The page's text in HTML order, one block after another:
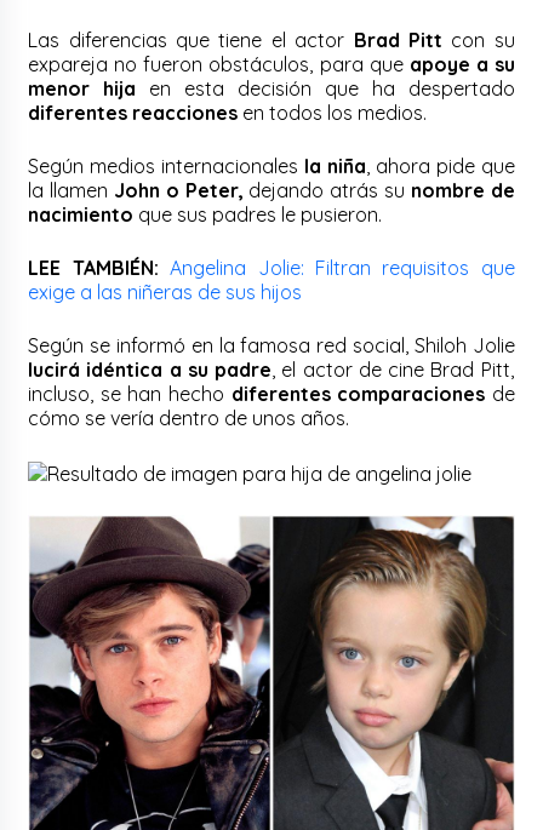
Las diferencias que tiene el actor Brad Pitt con su
expareja no fueron obstáculos, para queapoye a su
menor hija en esta decisión que ha despertado
diferentes reacciones en todos los medios.
Según medios internacionales la niña , ahora pide que
la llamen John o Peter, dejando atrás su nombre de
nacimiento que sus padres le pusieron.
LEE TAMBIÉN:Angelina Jolie: Filtran requisitos que
exige a las niñeras de sus hijos
Según se informó en la famosa red social, Shiloh Jolie
lucirá idéntica a su padre , el actor de cine Brad Pitt,
incluso, se han hecho diferentes comparaciones de
cómo se vería dentro de unos años.